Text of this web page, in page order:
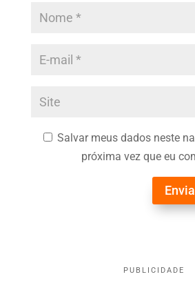
Salvar meus dados neste
próxima vez que eu
PUBLICIDADE